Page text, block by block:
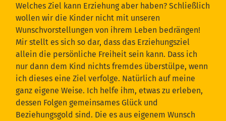
Welches Ziel kann Erziehung aber haben? Schließlich
wollen wir die Kinder nicht mit unseren
Wunschvorstellungen von ihrem Leben bedrängen!
Mir stellt es sich so dar, dass das Erziehungsziel
allein die persönliche Freiheit sein kann. Dass ich
nur dann dem Kind nichts fremdes überstülpe, wenn
ich dieses eine Ziel verfolge. Natürlich auf meine
ganz eigene Weise. Ich helfe ihm, etwas zu erleben,
dessen Folgen gemeinsames Glück und
Beziehungsgold sind. Die es aus eigenem Wunsch